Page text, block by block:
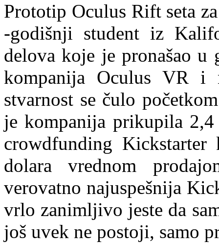
Prototip Oculus Rift seta
-godišnji student iz
delova koje je pronašao
kompanija Oculus VR i
stvarnost se čulo
je kompanija prikupila
crowdfunding
dolara vrednom
verovatno najuspešnija
vrlo zanimljivo jeste da
još uvek ne postoji, samo